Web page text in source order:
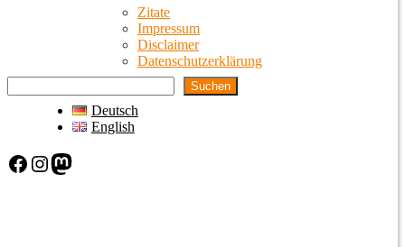
Zitate
Impressum
Disclaimer
Datenschutzerklärung
Suchen
Deutsch
English
Facebook Instagram Mastodon